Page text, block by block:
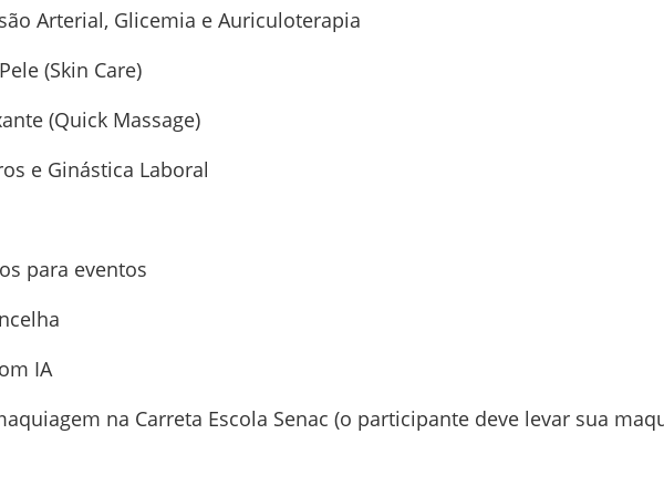
Arterial, Glicemia e Auriculoterapia
(Skin Care)
(Quick Massage)
e Ginástica Laboral
para eventos
IA
na Carreta Escola Senac (o participante deve levar sua